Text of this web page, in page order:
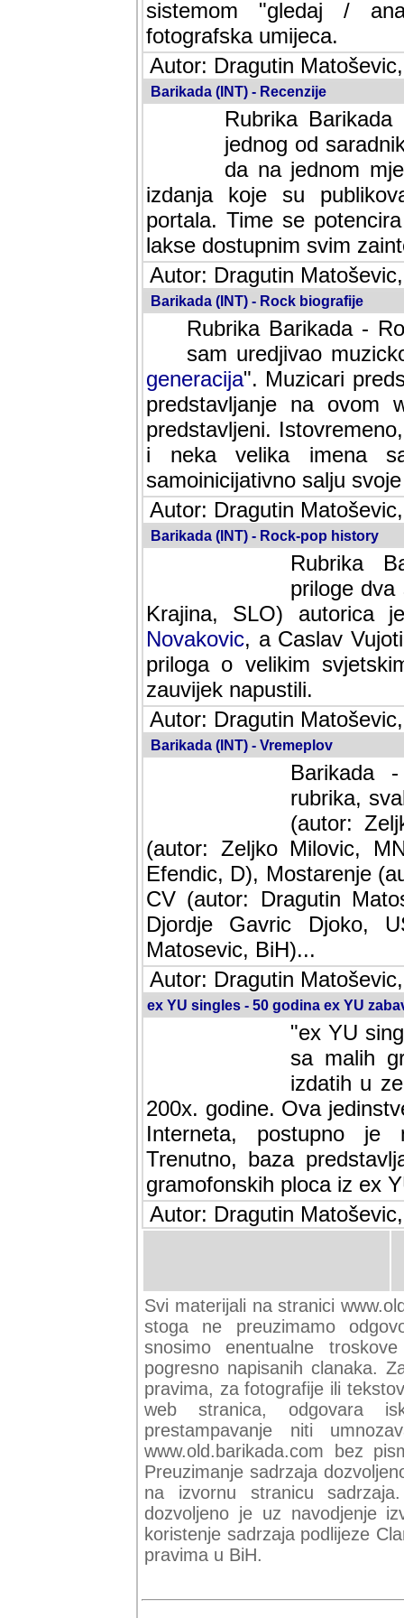
sistemom "gledaj /
fotografska umijeca.
Autor: Dragutin
Barikada (INT) - Recenzije
Rubrika
jednog od
da na jednom
izdanja koje su
portala. Time se
lakse dostupnim svim
Autor: Dragutin
Barikada (INT) - Rock biografije
Rubrika Barikada -
sam uredjivao
generacija". Muzicari
predstavljanje na ovom
predstavljeni.
i neka velika imena
samoinicijativno salju
Autor: Dragutin
Barikada (INT) - Rock-pop history
Rubrika
dva
SLO) autorica je velikog
Caslav Vujotic
velikim svjetskim
napustili.
Autor: Dragutin
Barikada (INT) - Vremeplov
Barikada
rubrika,
(autor:
(autor: Zeljko Milovic,
Efendic, D), Mostarenje
CV (autor: Dragutin
Djordje Gavric Djoko,
Matosevic, BiH)...
Autor: Dragutin
ex YU singles - 50 godina ex YU
"ex YU
sa malih
izdatih u
200x. godine. Ova
Interneta, postupno je
baza predstavlja
ploca iz ex YU.
Autor: Dragutin
Svi materijali na stranici
stoga ne preuzimamo
snosimo enentualne
pogresno napisanih clanaka.
pravima, za fotografije ili
web stranica, odgovara
prestampavanje niti
www.old.barikada.com bez
Preuzimanje sadrzaja
na izvornu stranicu
dozvoljeno je uz navodjenje
koristenje sadrzaja podlijeze
pravima u BiH.